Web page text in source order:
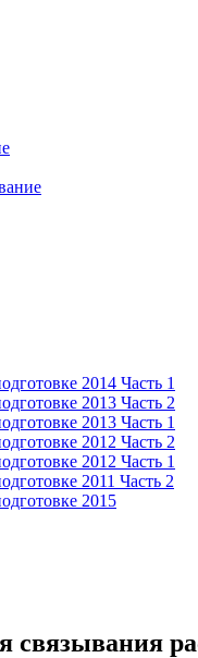
2014 Часть 1
2013 Часть 2
2013 Часть 1
2012 Часть 2
2012 Часть 1
2011 Часть 2
2015
связывания